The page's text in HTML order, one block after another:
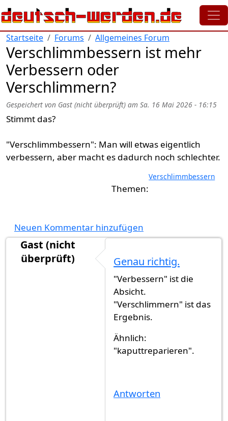
Direkt zum Inhalt
Startseite Forums Allgemeines Forum
Verschlimmbessern ist mehr
Verbessern oder
Verschlimmern?
Gespeichert von Gast (nicht überprüft) am Sa. 16 Mai 2026 - 16:15
Stimmt das?
"Verschlimmbessern": Man will etwas eigentlich
verbessern, aber macht es dadurch noch schlechter.
Verschlimmbessern
Neuen Kommentar hinzufügen
Gast (nicht
überprüft)
Genau richtig.
"Verbessern" ist die
Absicht.
"Verschlimmern" ist das
Ergebnis.
Ähnlich:
"kaputtreparieren".
Antworten